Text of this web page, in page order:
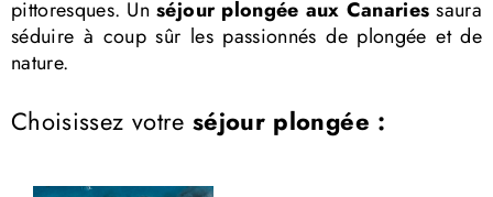
pittoresques. Unséjour plongée aux Canaries saura
séduire à coup sûr les passionnés de plongée et de
nature.
Choisissez votre séjour plongée :